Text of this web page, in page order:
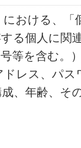
における、
る個人に関
等を含む。
レス、パ
、年齢、そ